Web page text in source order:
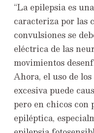
“La epilepsia es
caracteriza por las
convulsiones se
eléctrica de las
movimientos
Ahora, el uso de
excesiva puede
pero en chicos con
epiléptica,